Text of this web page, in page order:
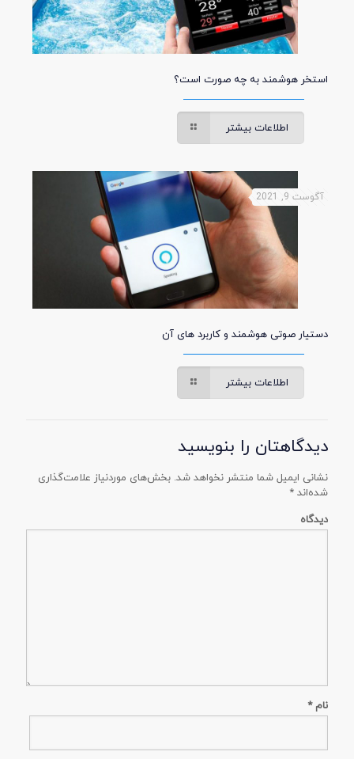
استخر هوشمند به چه صورت است؟
اطلاعات بیشتر
آگوست 9, 2021
دستیار صوتی هوشمند و کاربرد های آن
اطلاعات بیشتر
دیدگاهتان را بنویسید
نشانی ایمیل شما منتشر نخواهد شد. بخش‌های موردنیاز علامت‌گذاری
شده‌اند*
دیدگاه
نام*